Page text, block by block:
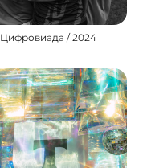
Цифровиада / 2024